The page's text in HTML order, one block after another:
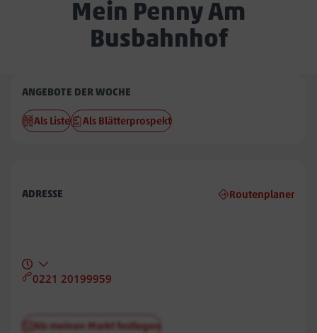
Mein Penny Am
Busbahnhof
Penny
Am
Busbahnhof
ANGEBOTE DER WOCHE
Als Liste Als Blätterprospekt
ADRESSE Routenplaner
0221 20199959
Als meinen Markt festlegen